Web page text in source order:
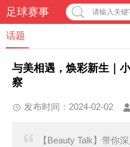
足球赛事 请输入关键
话题
与美相遇，焕彩新生｜
察
发布时间：2024-02-02
【Beauty Talk】带你